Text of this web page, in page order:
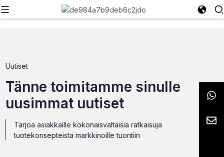
Uutiset
Tänne toimitamme sinulle
uusimmat uutiset
Tarjoa asiakkaille kokonaisvaltaisia ​​ratkaisuja
tuotekonsepteista markkinoille tuontiin